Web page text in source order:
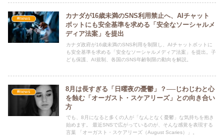
#news
カナダが16歳未満のSNS利用禁止へ、AIチャット
ボットにも安全基準を求める「安全なソーシャルメ
ディア法案」を提出
カナダ政府が16歳未満のSNS利用を制限し、AIチャットボットに
も安全基準を求める「安全なソーシャルメディア法案」を提出。子
ども保護、AI規制、各国のSNS年齢制限の動向を解説。
#news
8月は長すぎる「日曜夜の憂鬱」？──じわじわと心
を蝕む「オーガスト・スケアリーズ」との向き合い
方
でも、8月になると多くの人が「なんとなく憂鬱」な気持ちを抱き
始めます。 最近SNSで広がっているのが、そんな感覚を表現する
言葉 「オーガスト・スケアリーズ（August Scaries）」。